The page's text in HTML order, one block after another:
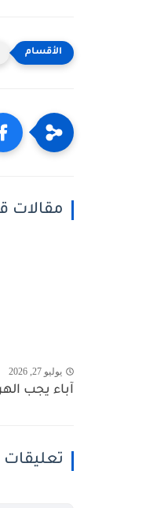
مقالات
يوليو 27, 2026
آباء يجب
تعليقات